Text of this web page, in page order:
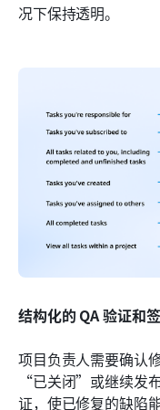
况下保持透明。
结构化的 QA 验证和
项目负责人需要确认
“已关闭”或继续发
证，使已修复的缺陷